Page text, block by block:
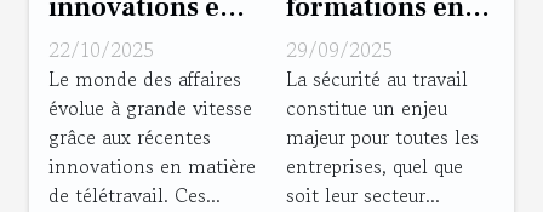
innovations en
télétravail
transforment le
secteur des
affaires ?
22/10/2025
Le monde des affaires
évolue à grande vitesse
grâce aux récentes
innovations en matière
de télétravail. Ces...
formations en
premiers
secours
renforcent-elles
la sécurité au
travail ?
29/09/2025
La sécurité au travail
constitue un enjeu
majeur pour toutes les
entreprises, quel que
soit leur secteur...